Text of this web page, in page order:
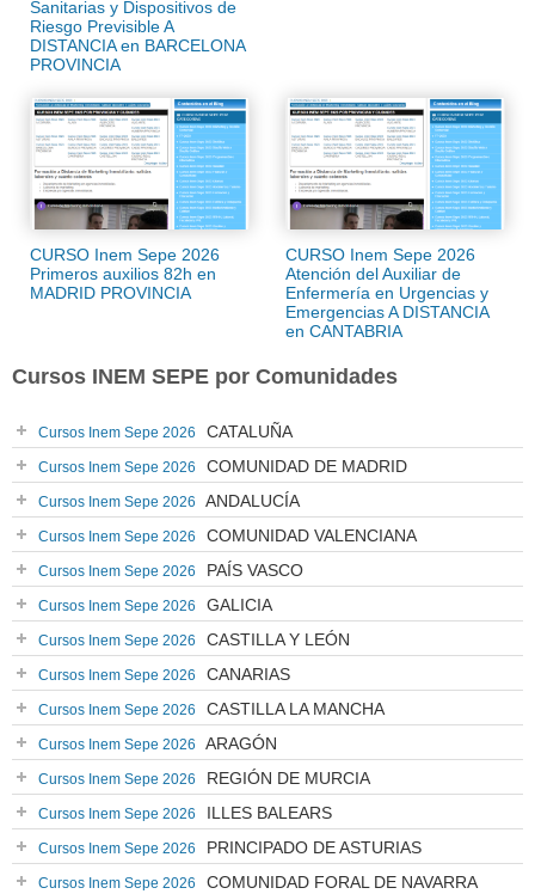
Sanitarias y Dispositivos de
Riesgo Previsible A
DISTANCIA en BARCELONA
PROVINCIA
CURSO Inem Sepe 2026
Primeros auxilios 82h en
MADRID PROVINCIA
CURSO Inem Sepe 2026
Atención del Auxiliar de
Enfermería en Urgencias y
Emergencias A DISTANCIA
en CANTABRIA
Cursos INEM SEPE por Comunidades
Cursos Inem Sepe 2026 CATALUÑA
Cursos Inem Sepe 2026 COMUNIDAD DE MADRID
Cursos Inem Sepe 2026 ANDALUCÍA
Cursos Inem Sepe 2026 COMUNIDAD VALENCIANA
Cursos Inem Sepe 2026 PAÍS VASCO
Cursos Inem Sepe 2026 GALICIA
Cursos Inem Sepe 2026 CASTILLA Y LEÓN
Cursos Inem Sepe 2026 CANARIAS
Cursos Inem Sepe 2026 CASTILLA LA MANCHA
Cursos Inem Sepe 2026 ARAGÓN
Cursos Inem Sepe 2026 REGIÓN DE MURCIA
Cursos Inem Sepe 2026 ILLES BALEARS
Cursos Inem Sepe 2026 PRINCIPADO DE ASTURIAS
Cursos Inem Sepe 2026 COMUNIDAD FORAL DE NAVARRA